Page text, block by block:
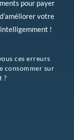
pour payer
votre
!
ces erreurs
consommer sur
?